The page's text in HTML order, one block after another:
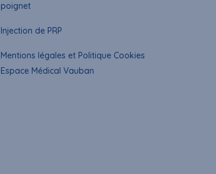
poignet
Injection de PRP
Mentions légales et Politique Cookies
Espace Médical Vauban